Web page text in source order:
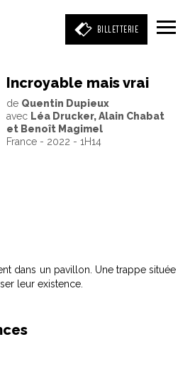
BILLETTERIE
événement)
Incroyable mais vrai
de Quentin Dupieux
avec Léa Drucker, Alain Chabat
et Benoît Magimel
France - 2022 - 1H14
dans un pavillon. Une trappe située
leur existence.